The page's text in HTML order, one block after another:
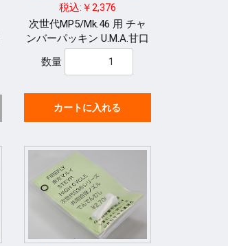
税込:￥2,376
次世代MP5/Mk.46 用 チャ
ンバーパッキン U.M.A.甘口
数量
カートに入れる